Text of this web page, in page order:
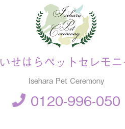
いせはらペットセレモニ
Isehara Pet Ceremony
0120-996-050